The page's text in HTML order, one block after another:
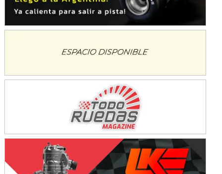
NORESTE SANTAFESINO - F6
Ciudad de Avellaneda (Asfalto)
José Samuel Sánchez (Tierra)
TUCUMANO - F5